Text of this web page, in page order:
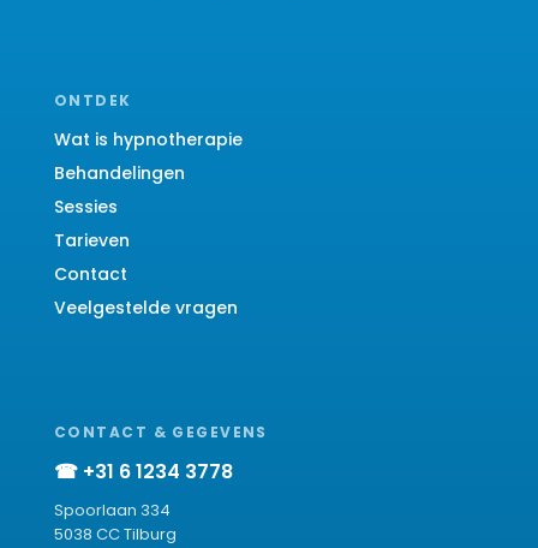
ONTDEK
Wat is hypnotherapie
Behandelingen
Sessies
Tarieven
Contact
Veelgestelde vragen
CONTACT & GEGEVENS
☎ +31 6 1234 3778
Spoorlaan 334
5038 CC Tilburg